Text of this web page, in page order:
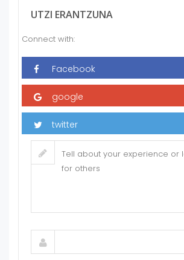
UTZI ERANTZUNA
Connect with: